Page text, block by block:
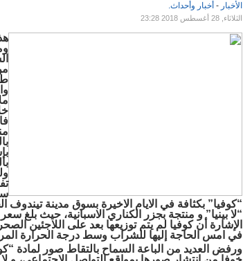
الأخبار - أخبار وأحداث.
الثلاثاء, 28 أغسطس 2018 23:28
“كوفيا” بكثافة في الايام الاخيرة بسوق مدينة تيندوف
الإشارة أن كوفيا لم يتم توزيعها بعد على اللاجئين
في امس الحاجة إليها للشراب وسط درجة الحرارة
ورفض العديد من الباعة السماح بالتقاط صور لمادة